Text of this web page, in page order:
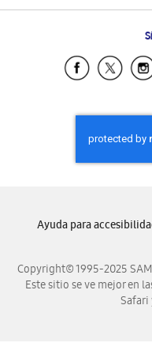
Copyright© 1995-2025
Este sitio se ve mejor en
Ayuda para